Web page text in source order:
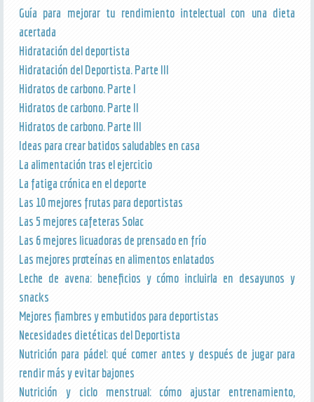
Guía para mejorar tu rendimiento intelectual con una dieta
acertada
Hidratación del deportista
Hidratación del Deportista. Parte III
Hidratos de carbono. Parte I
Hidratos de carbono. Parte II
Hidratos de carbono. Parte III
Ideas para crear batidos saludables en casa
La alimentación tras el ejercicio
La fatiga crónica en el deporte
Las 10 mejores frutas para deportistas
Las 5 mejores cafeteras Solac
Las 6 mejores licuadoras de prensado en frío
Las mejores proteínas en alimentos enlatados
Leche de avena: beneficios y cómo incluirla en desayunos y
snacks
Mejores fiambres y embutidos para deportistas
Necesidades dietéticas del Deportista
Nutrición para pádel: qué comer antes y después de jugar para
rendir más y evitar bajones
Nutrición y ciclo menstrual: cómo ajustar entrenamiento,